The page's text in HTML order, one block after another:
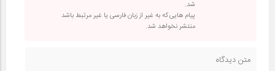
شد.
پیام هایی که به غیر از زبان فارسی یا غیر مرتبط باشد
منتشر نخواهد شد.